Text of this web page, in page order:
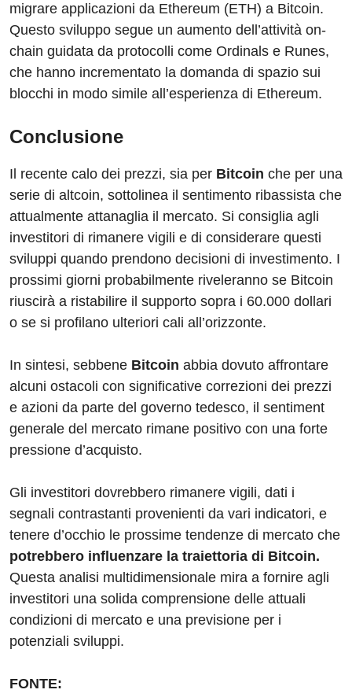
migrare applicazioni da Ethereum (ETH) a Bitcoin.
Questo sviluppo segue un aumento dell’attività on-
chain guidata da protocolli come Ordinals e Runes,
che hanno incrementato la domanda di spazio sui
blocchi in modo simile all’esperienza di Ethereum.
Conclusione
Il recente calo dei prezzi, sia per Bitcoin che per una
serie di altcoin, sottolinea il sentimento ribassista che
attualmente attanaglia il mercato. Si consiglia agli
investitori di rimanere vigili e di considerare questi
sviluppi quando prendono decisioni di investimento. I
prossimi giorni probabilmente riveleranno se Bitcoin
riuscirà a ristabilire il supporto sopra i 60.000 dollari
o se si profilano ulteriori cali all’orizzonte.
In sintesi, sebbene Bitcoin abbia dovuto affrontare
alcuni ostacoli con significative correzioni dei prezzi
e azioni da parte del governo tedesco, il sentiment
generale del mercato rimane positivo con una forte
pressione d’acquisto.
Gli investitori dovrebbero rimanere vigili, dati i
segnali contrastanti provenienti da vari indicatori, e
tenere d’occhio le prossime tendenze di mercato che
potrebbero influenzare la traiettoria di Bitcoin.
Questa analisi multidimensionale mira a fornire agli
investitori una solida comprensione delle attuali
condizioni di mercato e una previsione per i
potenziali sviluppi.
FONTE: